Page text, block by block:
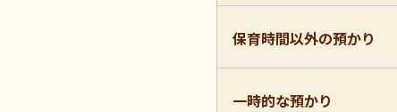
保育時間以外の預かり
一時的な預かり